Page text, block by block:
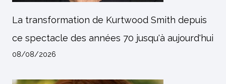
La transformation de Kurtwood Smith depuis
ce spectacle des années 70 jusqu'à aujourd'hui
08/08/2026